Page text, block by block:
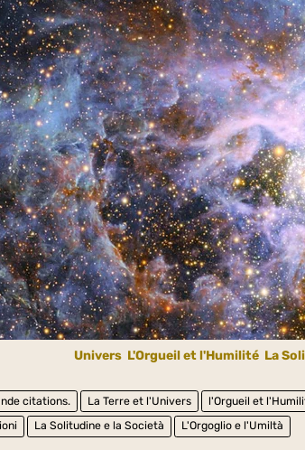
Univers L'Orgueil et l'Humilité La
citations. La Terre et l'Univers l'Orgueil et
La Solitudine e la Società L'Orgoglio e l'Umiltà